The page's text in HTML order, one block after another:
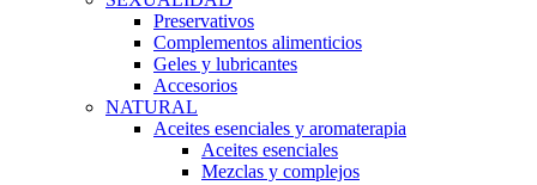
Preservativos
Complementos alimenticios
Geles y lubricantes
Accesorios
NATURAL
Aceites esenciales y aromaterapia
Aceites esenciales
Mezclas y complejos